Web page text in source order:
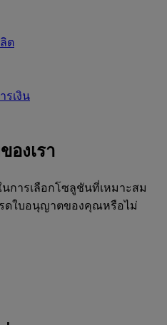
ต
รเงิน
งเรา
การเลือกโซลูชันที่เหมาะสม
ดใบอนุญาตของคุณหรือไม่